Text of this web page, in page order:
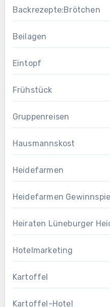
Backrezepte:Brötchen
Beilagen
Eintopf
Frühstück
Gruppenreisen
Hausmannskost
Heidefarmen
Heidefarmen
Heiraten Lüneburger
Hotelmarketing
Kartoffel
Kartoffel-Hotel